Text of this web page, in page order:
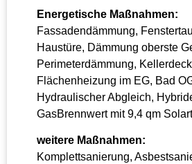
Energetische Maßnahmen:
Fassadendämmung,
Haustüre, Dämmung oberste
Perimeterdämmung,
Flächenheizung im EG, Bad
Hydraulischer Abgleich,
GasBrennwert mit 9,4 qm
weitere Maßnahmen:
Komplettsanierung,